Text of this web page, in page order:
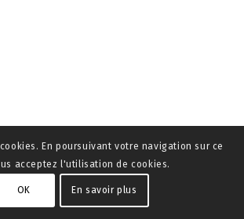
En poursuivant votre navigation sur ce
acceptez l'utilisation de cookies.
OK En savoir plus